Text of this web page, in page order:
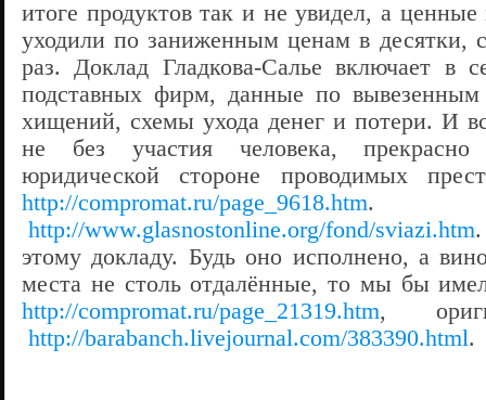
итоге продуктов так и не увидел, а
уходили по заниженным ценам в десятки,
раз. Доклад Гладкова-Салье включает в
подставных фирм, данные по вывезенным
хищений, схемы ухода денег и потери. И
не без участия человека, прекрасно
юридической стороне проводимых
http://compromat.ru/page_9618.htm.
http://www.glasnostonline.org/fond/sviazi.htm
этому докладу. Будь оно исполнено, а
места не столь отдалённые, то мы бы
http://compromat.ru/page_21319.htm,
http://barabanch.livejournal.com/383390.html.